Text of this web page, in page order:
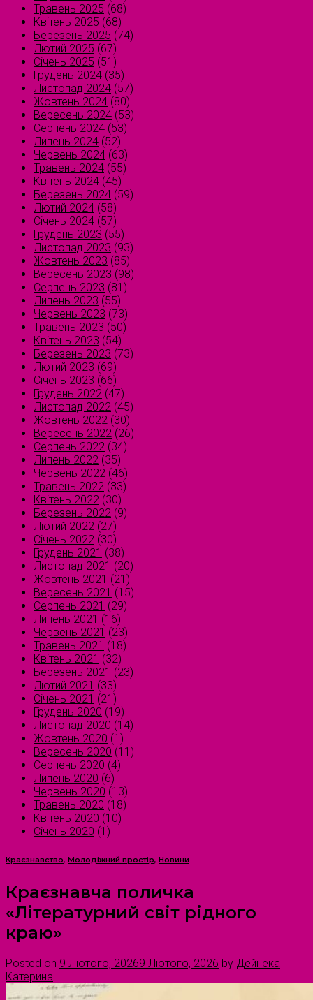
Травень 2025 (68)
Квітень 2025 (68)
Березень 2025 (74)
Лютий 2025 (67)
Січень 2025 (51)
Грудень 2024 (35)
Листопад 2024 (57)
Жовтень 2024 (80)
Вересень 2024 (53)
Серпень 2024 (53)
Липень 2024 (52)
Червень 2024 (63)
Травень 2024 (55)
Квітень 2024 (45)
Березень 2024 (59)
Лютий 2024 (58)
Січень 2024 (57)
Грудень 2023 (55)
Листопад 2023 (93)
Жовтень 2023 (85)
Вересень 2023 (98)
Серпень 2023 (81)
Липень 2023 (55)
Червень 2023 (73)
Травень 2023 (50)
Квітень 2023 (54)
Березень 2023 (73)
Лютий 2023 (69)
Січень 2023 (66)
Грудень 2022 (47)
Листопад 2022 (45)
Жовтень 2022 (30)
Вересень 2022 (26)
Серпень 2022 (34)
Липень 2022 (35)
Червень 2022 (46)
Травень 2022 (33)
Квітень 2022 (30)
Березень 2022 (9)
Лютий 2022 (27)
Січень 2022 (30)
Грудень 2021 (38)
Листопад 2021 (20)
Жовтень 2021 (21)
Вересень 2021 (15)
Серпень 2021 (29)
Липень 2021 (16)
Червень 2021 (23)
Травень 2021 (18)
Квітень 2021 (32)
Березень 2021 (23)
Лютий 2021 (33)
Січень 2021 (21)
Грудень 2020 (19)
Листопад 2020 (14)
Жовтень 2020 (1)
Вересень 2020 (11)
Серпень 2020 (4)
Липень 2020 (6)
Червень 2020 (13)
Травень 2020 (18)
Квітень 2020 (10)
Січень 2020 (1)
Краєзнавство, Молодіжний простір, Новини
Краєзнавча поличка
«Літературний світ рідного
краю»
Posted on 9 Лютого, 20269 Лютого, 2026 by Дейнека
Катерина